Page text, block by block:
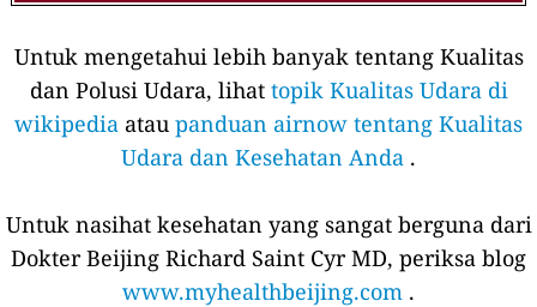
Untuk mengetahui lebih banyak tentang Kualitas
dan Polusi Udara, lihat topik Kualitas Udara di
wikipedia atau panduan airnow tentang Kualitas
Udara dan Kesehatan Anda .
Untuk nasihat kesehatan yang sangat berguna dari
Dokter Beijing Richard Saint Cyr MD, periksa blog
www.myhealthbeijing.com .